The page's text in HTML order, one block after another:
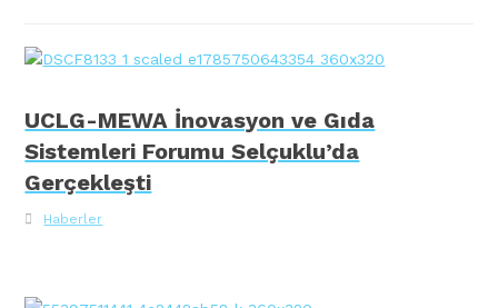
UCLG-MEWA İnovasyon ve Gıda
Sistemleri Forumu Selçuklu’da
Gerçekleşti
Haberler